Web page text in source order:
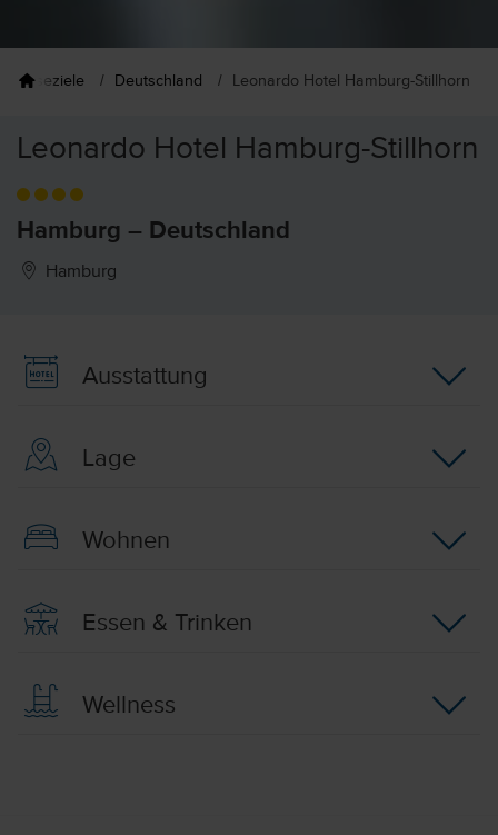
Reiseziele Deutschland Leonardo Hotel Hamburg-Stillhorn
Leonardo Hotel Hamburg-Stillhorn
Hamburg – Deutschland
Hamburg
Ausstattung
Lage
Wohnen
Essen & Trinken
Wellness